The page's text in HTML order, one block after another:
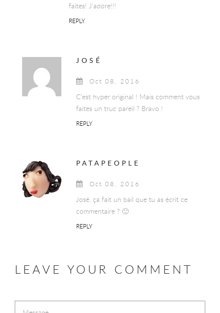
faites! J’adore!!!
REPLY
JOSÉ
Oct 08, 2016
C’est hyper original ! Mais comment vous
faites un truc pareil ? Bravo !
REPLY
PATAPEOPLE
Oct 08, 2016
José, ça fait un bail que tu as écrit ce
commentaire ? 🙂
REPLY
LEAVE YOUR COMMENT